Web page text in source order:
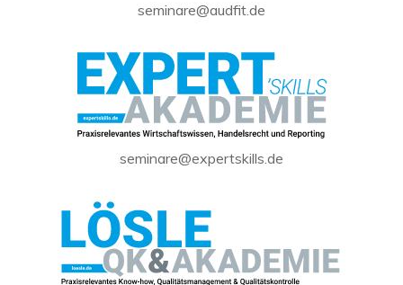
seminare@audfit.de
seminare@expertskills.de